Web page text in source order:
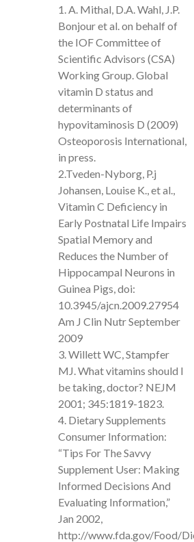
1. A. Mithal, D.A. Wahl, J.P.
Bonjour et al. on behalf of
the IOF Committee of
Scientific Advisors (CSA)
Working Group. Global
vitamin D status and
determinants of
hypovitaminosis D (2009)
Osteoporosis International,
in press.
2.Tveden-Nyborg, P.j
Johansen, Louise K., et al.,
Vitamin C Deficiency in
Early Postnatal Life Impairs
Spatial Memory and
Reduces the Number of
Hippocampal Neurons in
Guinea Pigs, doi:
10.3945/ajcn.2009.27954
Am J Clin Nutr September
2009
3. Willett WC, Stampfer
MJ. What vitamins should I
be taking, doctor? NEJM
2001; 345:1819-1823.
4. Dietary Supplements
Consumer Information:
“Tips For The Savvy
Supplement User: Making
Informed Decisions And
Evaluating Information,”
Jan 2002,
http://www.fda.gov/Food/